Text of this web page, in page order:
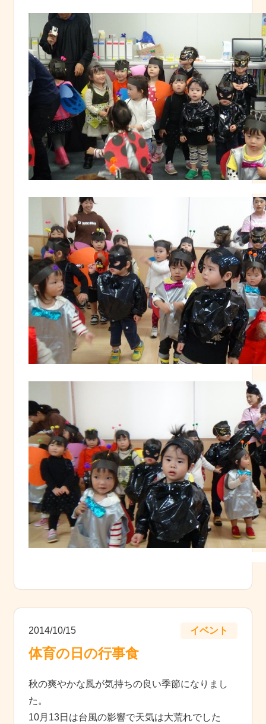
イベント
2014/10/15
体育の日の行事食
秋の爽やかな風が気持ちの良い季節になりまし
た。
10月13日は台風の影響で天気は大荒れでした